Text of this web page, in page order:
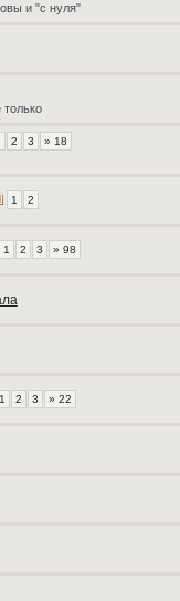
и "с нуля"
2 3 » 18
1 2
1 2 3 » 98
1 2 3 » 22